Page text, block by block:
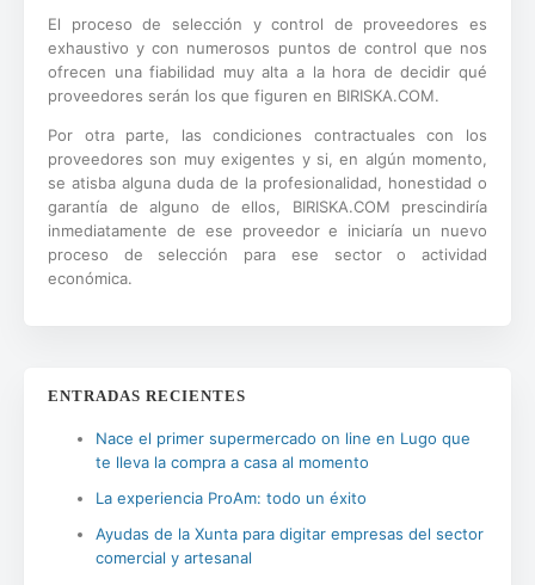
El proceso de selección y control de proveedores es
exhaustivo y con numerosos puntos de control que nos
ofrecen una fiabilidad muy alta a la hora de decidir qué
proveedores serán los que figuren en BIRISKA.COM.
Por otra parte, las condiciones contractuales con los
proveedores son muy exigentes y si, en algún momento,
se atisba alguna duda de la profesionalidad, honestidad o
garantía de alguno de ellos, BIRISKA.COM prescindiría
inmediatamente de ese proveedor e iniciaría un nuevo
proceso de selección para ese sector o actividad
económica.
ENTRADAS RECIENTES
Nace el primer supermercado on line en Lugo que
te lleva la compra a casa al momento
La experiencia ProAm: todo un éxito
Ayudas de la Xunta para digitar empresas del sector
comercial y artesanal